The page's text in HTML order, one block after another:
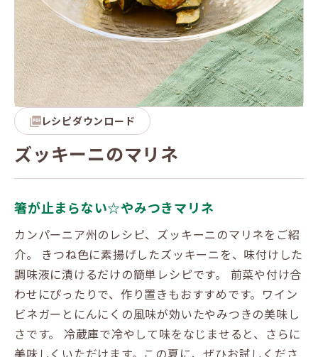
レシピダウンロード
ズッキーニのマリネ
箸が止まらない☆やみつきマリネ
カンパーニア州のレシピ、ズッキーニのマリネをご紹
介。 きつね色に素揚げしたズッキーニを、味付けした
調味液に漬けるだけの簡単レシピです。 前菜や付け合
わせにぴったりで、作り置きもおすすめです。ワイン
ビネガーとにんにくの風味が効いたやみつきの美味し
さです。 冷蔵庫で冷やして味をなじませると、さらに
美味しくいただけます。この夏に、ぜひお試しくださ